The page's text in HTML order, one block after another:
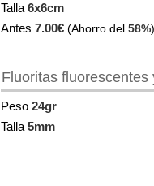
Talla 6x6cm
Antes 7.00€ (Ahorro del 58%)
Fluoritas fluorescentes
Peso 24gr
Talla 5mm